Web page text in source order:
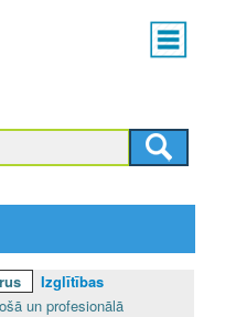
Main
menu
Izglītības
un profesionālā